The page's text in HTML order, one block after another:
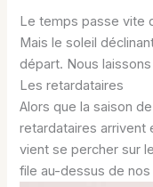
Le temps passe vite
Mais le soleil
départ. Nous
Les retardataires
Alors que la saison
retardataires arrivent
vient se percher sur
file au-dessus de